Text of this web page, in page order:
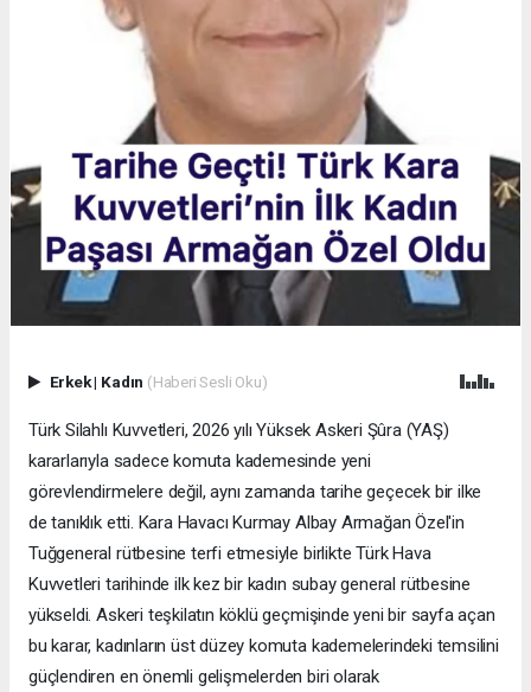
Erkek| Kadın (Haberi Sesli Oku)
Türk Silahlı Kuvvetleri, 2026 yılı Yüksek Askeri Şûra (YAŞ)
kararlarıyla sadece komuta kademesinde yeni
görevlendirmelere değil, aynı zamanda tarihe geçecek bir ilke
de tanıklık etti. Kara Havacı Kurmay Albay Armağan Özel'in
Tuğgeneral rütbesine terfi etmesiyle birlikte Türk Hava
Kuvvetleri tarihinde ilk kez bir kadın subay general rütbesine
yükseldi. Askeri teşkilatın köklü geçmişinde yeni bir sayfa açan
bu karar, kadınların üst düzey komuta kademelerindeki temsilini
güçlendiren en önemli gelişmelerden biri olarak